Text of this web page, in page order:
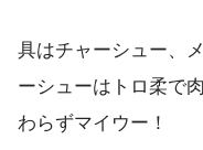
具はチャーシュー、
ーシューはトロ柔で
わらずマイウー！